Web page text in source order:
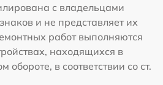
с владельцами
и не представляет их
работ выполняются
находящихся в
в соответствии со ст.